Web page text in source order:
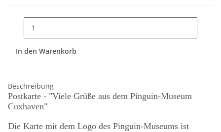
In den Warenkorb
Beschreibung
Postkarte - "Viele Grüße aus dem Pinguin-Museum
Cuxhaven"
Die Karte mit dem Logo des Pinguin-Museums ist